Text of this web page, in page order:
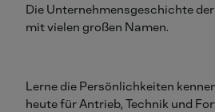
Die Unternehmensgeschichte
mit vielen großen Namen.
Lerne die Persönlichkeiten
heute für Antrieb, Technik und